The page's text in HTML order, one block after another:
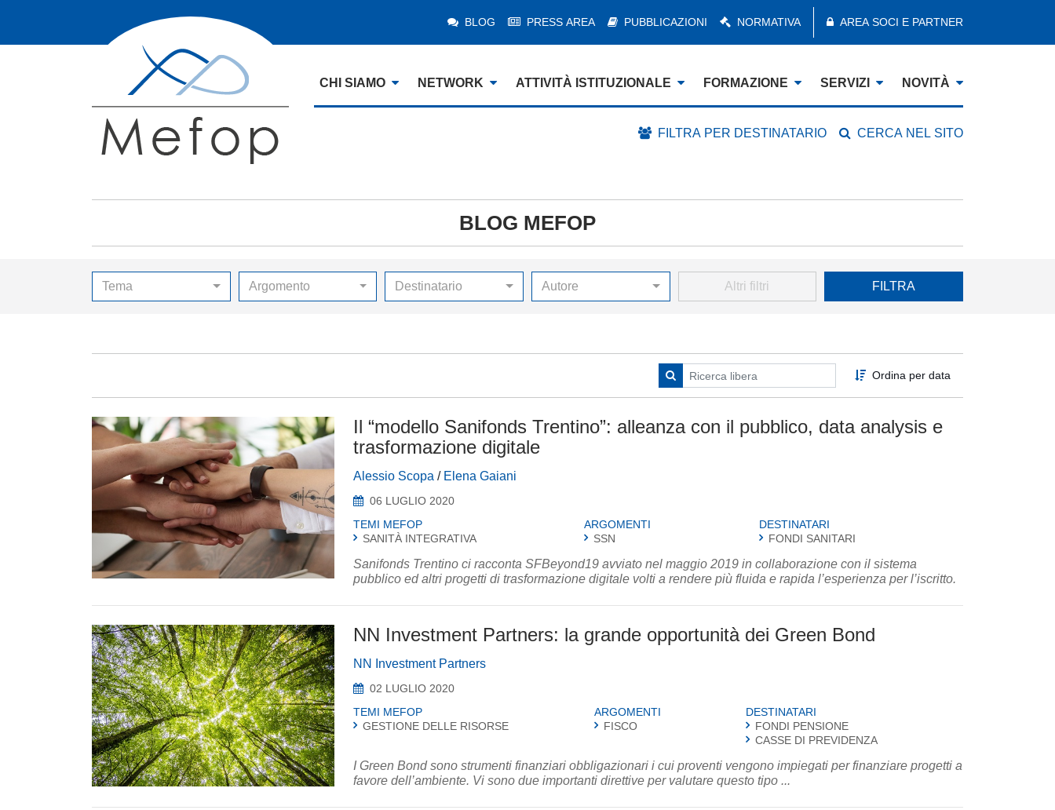
BLOG PRESS AREA PUBBLICAZIONI NORMATIVA AREA SOCI E PARTNER
CHI SIAMO NETWORK ATTIVITÀ ISTITUZIONALE FORMAZIONE SERVIZI NOVITÀ
FILTRA PER DESTINATARIO CERCA NEL SITO
BLOG MEFOP
Tema Argomento Destinatario Autore Altri filtri FILTRA
Ordina per data
Il “modello Sanifonds Trentino”: alleanza con il pubblico, data analysis e
trasformazione digitale
Alessio Scopa / Elena Gaiani
06 LUGLIO 2020
TEMI MEFOP
SANITÀ INTEGRATIVA
ARGOMENTI
SSN
DESTINATARI
FONDI SANITARI
Sanifonds Trentino ci racconta SFBeyond19 avviato nel maggio 2019 in collaborazione con il sistema
pubblico ed altri progetti di trasformazione digitale volti a rendere più fluida e rapida l’esperienza per l’iscritto.
NN Investment Partners: la grande opportunità dei Green Bond
NN Investment Partners
02 LUGLIO 2020
TEMI MEFOP
GESTIONE DELLE RISORSE
ARGOMENTI
FISCO
DESTINATARI
FONDI PENSIONE
CASSE DI PREVIDENZA
I Green Bond sono strumenti finanziari obbligazionari i cui proventi vengono impiegati per finanziare progetti a
favore dell’ambiente. Vi sono due importanti direttive per valutare questo tipo ...